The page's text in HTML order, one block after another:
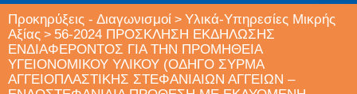
Προκηρύξεις - Διαγωνισμοί > Υλικά-Υπηρεσίες Μικρής
Αξίας > 56-2024 ΠΡΟΣΚΛΗΣΗ ΕΚΔΗΛΩΣΗΣ
ΕΝΔΙΑΦΕΡΟΝΤΟΣ ΓΙΑ ΤΗΝ ΠΡΟΜΗΘΕΙΑ
ΥΓΕΙΟΝΟΜΙΚΟΥ ΥΛΙΚΟΥ (ΟΔΗΓΟ ΣΥΡΜΑ
ΑΓΓΕΙΟΠΛΑΣΤΙΚΗΣ ΣΤΕΦΑΝΙΑΙΩΝ ΑΓΓΕΙΩΝ –